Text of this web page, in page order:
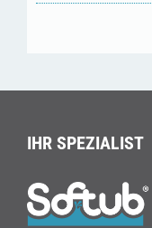
IHR SPEZIALIST